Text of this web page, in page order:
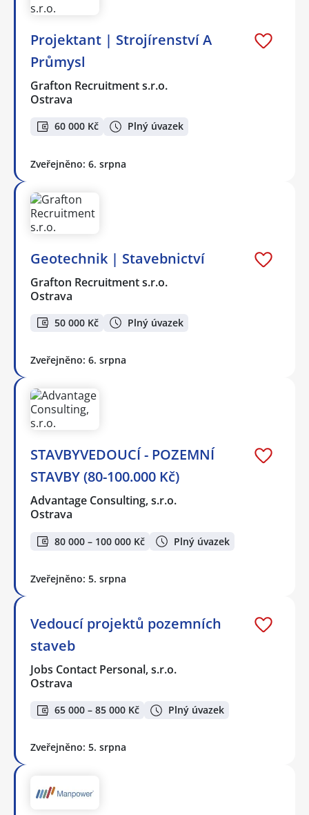
Projektant | Strojírenství A
Průmysl
Grafton Recruitment s.r.o.
Ostrava
60 000 Kč Plný úvazek
Zveřejněno: 6. srpna
Geotechnik | Stavebnictví
Grafton Recruitment s.r.o.
Ostrava
50 000 Kč Plný úvazek
Zveřejněno: 6. srpna
STAVBYVEDOUCÍ - POZEMNÍ
STAVBY (80-100.000 Kč)
Advantage Consulting, s.r.o.
Ostrava
80 000 – 100 000 Kč Plný úvazek
Zveřejněno: 5. srpna
Vedoucí projektů pozemních
staveb
Jobs Contact Personal, s.r.o.
Ostrava
65 000 – 85 000 Kč Plný úvazek
Zveřejněno: 5. srpna